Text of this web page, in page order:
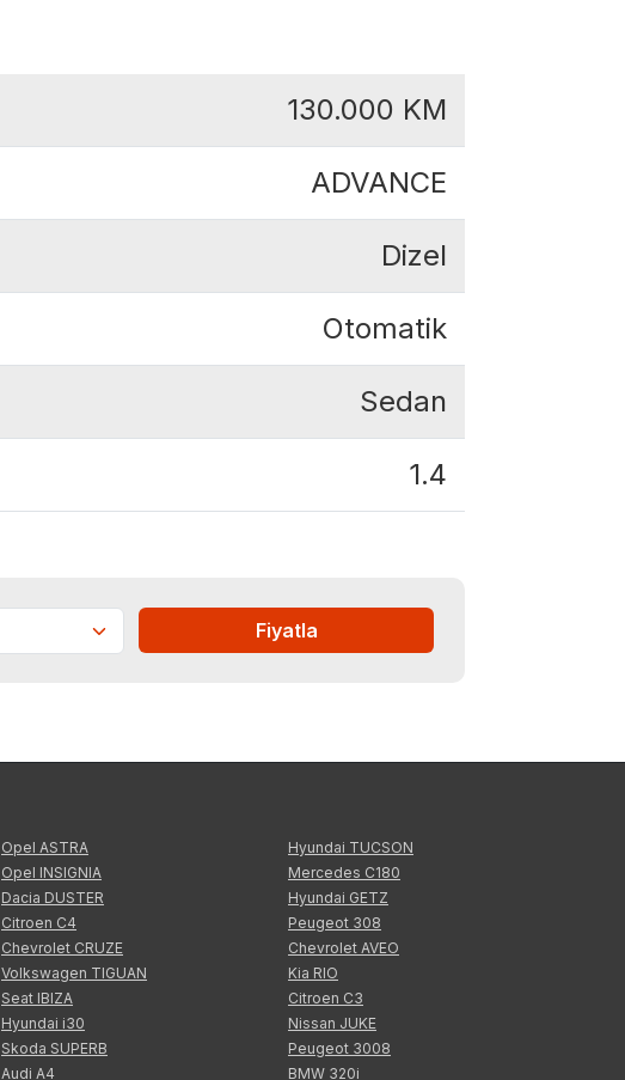
130.000 KM
ADVANCE
Dizel
Otomatik
Sedan
1.4
Fiyatla
Opel ASTRA
Opel INSIGNIA
Dacia DUSTER
Citroen C4
Chevrolet CRUZE
Volkswagen TIGUAN
Seat IBIZA
Hyundai i30
Skoda SUPERB
Audi A4
Hyundai TUCSON
Mercedes C180
Hyundai GETZ
Peugeot 308
Chevrolet AVEO
Kia RIO
Citroen C3
Nissan JUKE
Peugeot 3008
BMW 320i